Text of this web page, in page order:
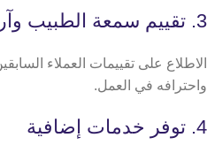
3. تقييم سمعة الطبيب وآراء العملاء
الاطلاع على تقييمات العملاء
واحترافه في العمل.
4. توفر خدمات إضافية